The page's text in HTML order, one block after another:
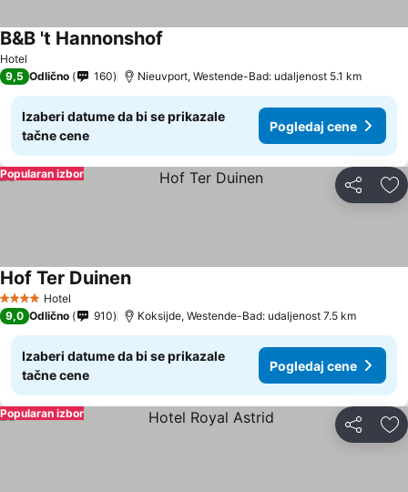
Hotel
B&B 't Hannonshof
9,5 Odlično 160 Nieuvport, Westende-Bad: udaljenost 5.1 km
Izaberi datume da bi se prikazale
tačne cene
Pogledaj cene
Deli
Popularan izbor
4 ZvezdiceHotel
Hof Ter Duinen
9,0 Odlično 910 Koksijde, Westende-Bad: udaljenost 7.5 km
Izaberi datume da bi se prikazale
tačne cene
Pogledaj cene
Deli
Popularan izbor